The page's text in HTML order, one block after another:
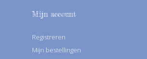
Mijn account
Registreren
Mijn bestellingen